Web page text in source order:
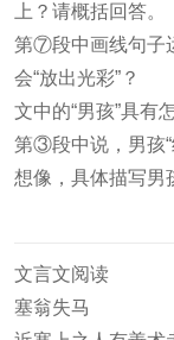
上？请概括回答。
第⑦段中画线句子
会“放出光彩”？
文中的“男孩”具有
第③段中说，男孩“
想像，具体描写男
文言文阅读
塞翁失马